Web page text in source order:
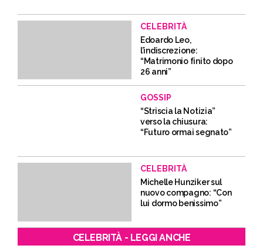
CELEBRITÀ
Edoardo Leo,
l’indiscrezione:
“Matrimonio finito dopo
26 anni”
GOSSIP
“Striscia la Notizia”
verso la chiusura:
“Futuro ormai segnato”
CELEBRITÀ
Michelle Hunziker sul
nuovo compagno: “Con
lui dormo benissimo”
CELEBRITÀ - LEGGI ANCHE